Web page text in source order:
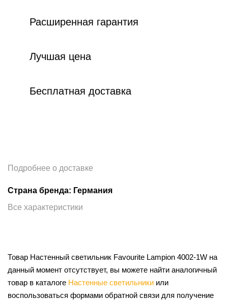
Расширенная гарантия
Лучшая цена
Бесплатная доставка
Подробнее о доставке
Страна бренда: Германия
Все характеристики
Товар Настенный светильник Favourite Lampion 4002-1W на
данный момент отсутствует, вы можете найти аналогичный
товар в каталоге Настенные светильники или
воспользоваться формами обратной связи для получение